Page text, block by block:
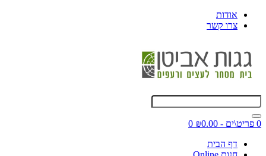
אודות
צרו קשר
0 פריט\ים - ₪0.00
0
דף הבית